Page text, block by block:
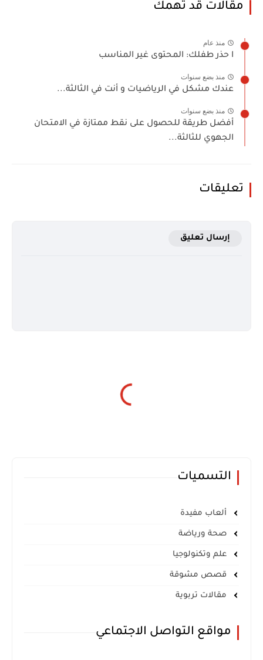
مقالات قد تهمك
منذ عام
ا حذر طفلك: المحتوى غير المناسب
منذ بضع سنوات
عندك مشكل في الرياضيات و أنت في الثالثة...
منذ بضع سنوات
أفضل طريقة للحصول على نقط ممتازة في الامتحان
الجهوي للثالثة...
تعليقات
إرسال تعليق
التسميات
ألعاب مفيدة
صحة ورياضة
علم وتكنولوجيا
قصص مشوقة
مقالات تربوية
مواقع التواصل الاجتماعي